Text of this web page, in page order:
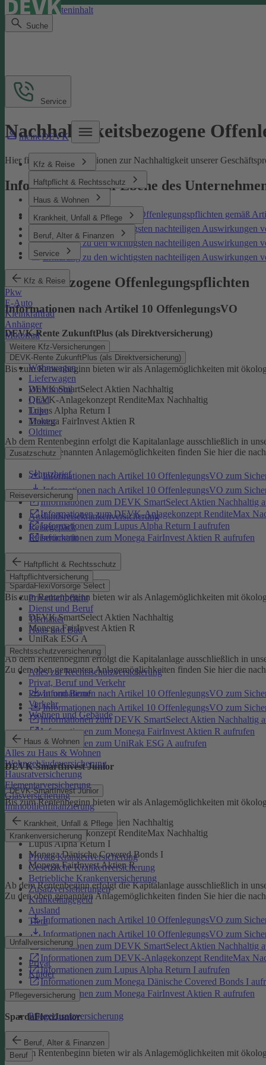
Direkt zum Seiteninhalt
Suche
meineDEVK
Kfz & Reise
Haftpflicht & Rechtsschutz
Haus & Wohnen
Krankheit, Unfall & Pflege
Beruf, Alter & Finanzen
Service
Kfz & Reise
Pkw
E-Auto
Kleinkraftrad
Anhänger
Motorrad
Weitere Kfz-Versicherungen
Wohnwagen
Lieferwagen
Wohnmobil
Quad
Trike
Traktor
Oldtimer
Zusatzschutz
Schutzbrief
Reiseversicherung
Auslandsreisekrankenversicherung
Reisegepäck
Reiserücktritt
Haftpflicht & Rechtsschutz
Haftpflichtversicherung
Privathaftpflicht
Dienst und Beruf
Tierhalter
Haus und Bau
Rechtsschutzversicherung
Alles zur Rechtsschutzversicherung
Privat, Beruf und Verkehr
Privat und Beruf
Verkehr
Wohnen und Gebäude
Haus & Wohnen
Alles zu Haus & Wohnen
Wohngebäudeversicherung
Hausratversicherung
Elementarversicherung
Glasversicherung
Immobilienfinanzierung
Krankheit, Unfall & Pflege
Krankenversicherung
Private Krankenversicherung
Gesetzliche Krankenversicherung
Betriebliche Krankenversicherung
Zusatzversicherungen
Krankentagegeld
Ausland
Tiere
Unfallversicherung
Privat
Kinder
Pflegeversicherung
Pflegezusatzversicherung
Beruf, Alter & Finanzen
Beruf
Service
Nachhaltigkeitsbezogene
Hier finden Sie Informationen zur Nachhaltigkeit unserer
Informationen auf Ebene des
Nachhaltigkeitsbezogene Offenlegungspflichten gemäß
Erklärung zu den wichtigsten nachteiligen
Erklärung zu den wichtigsten nachteiligen Auswirkungen
Erklärung zu den wichtigsten nachteiligen Auswirkungen
Produktbezogene Offenlegungspflichten
Informationen nach Artikel 10 OffenlegungsVO
DEVK-Rente ZukunftPlus (als Direktversicherung)
DEVK-Rente ZukunftPlus (als Direktversicherung)
Bis zum Rentenbeginn bieten wir als Anlagemöglichkeiten mit
DEVK SmartSelect Aktien Nachhaltig
DEVK-Anlagekonzept RenditeMax Nachhaltig
Lupus Alpha Return I
Monega FairInvest Aktien R
Ab dem Rentenbeginn erfolgt die Kapitalanlage ausschließlich in
Zu den oben genannten Anlagemöglichkeiten finden Sie hier die
Informationen nach Artikel 10 OffenlegungsVO zum
Informationen nach Artikel 10 OffenlegungsVO zum
Informationen zum DEVK SmartSelect Aktien Nachhaltig
Informationen zum DEVK-Anlagekonzept RenditeMax
Informationen zum Lupus Alpha Return I aufrufen
Informationen zum Monega FairInvest Aktien R aufrufen
SpardaFlexiVorsorge Select
SpardaFlexiVorsorge Select
Bis zum Rentenbeginn bieten wir als Anlagemöglichkeiten mit
DEVK SmartSelect Aktien Nachhaltig
Monega FairInvest Aktien R
UniRak ESG A
Ab dem Rentenbeginn erfolgt die Kapitalanlage ausschließlich in
Zu den oben genannten Anlagemöglichkeiten finden Sie hier die
Informationen nach Artikel 10 OffenlegungsVO zum
Informationen nach Artikel 10 OffenlegungsVO zum
Informationen zum DEVK SmartSelect Aktien Nachhaltig
Informationen zum Monega FairInvest Aktien R aufrufen
Informationen zum UniRak ESG A aufrufen
DEVK-SmartInvest Junior
DEVK-SmartInvest Junior
Bis zum Rentenbeginn bieten wir als Anlagemöglichkeiten mit
DEVK SmartSelect Aktien Nachhaltig
DEVK-Anlagekonzept RenditeMax Nachhaltig
Lupus Alpha Return I
Monega Dänische Covered Bonds I
Monega FairInvest Aktien R
Ab dem Rentenbeginn erfolgt die Kapitalanlage ausschließlich in
Zu den oben genannten Anlagemöglichkeiten finden Sie hier die
Informationen nach Artikel 10 OffenlegungsVO zum
Informationen nach Artikel 10 OffenlegungsVO zum
Informationen zum DEVK SmartSelect Aktien Nachhaltig
Informationen zum DEVK-Anlagekonzept RenditeMax
Informationen zum Lupus Alpha Return I aufrufen
Informationen zum Monega Dänische Covered Bonds I
Informationen zum Monega FairInvest Aktien R aufrufen
SpardaFlexiJunior
SpardaFlexiJunior
Bis zum Rentenbeginn bieten wir als Anlagemöglichkeiten mit